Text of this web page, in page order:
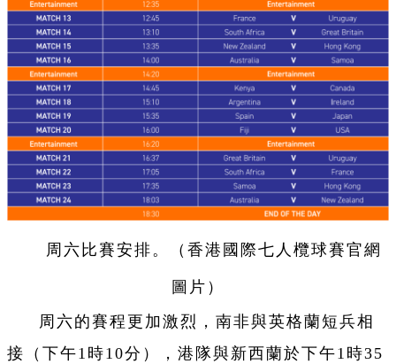
周六比賽安排。（香港國際七人欖球賽官網
圖片）
周六的賽程更加激烈，南非與英格蘭短兵相
接（下午1時10分），港隊與新西蘭於下午1時35